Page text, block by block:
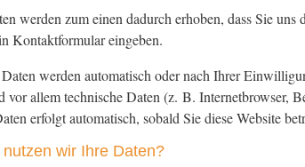
werden zum einen dadurch erhoben, dass Sie
Kontaktformular eingeben.
werden automatisch oder nach Ihrer
vor allem technische Daten (z. B. Internetbrowser,
erfolgt automatisch, sobald Sie diese Website
wir Ihre Daten?